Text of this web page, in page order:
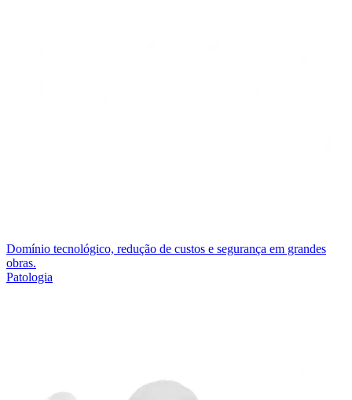
Domínio tecnológico, redução de custos e segurança em grandes
obras.
Patologia